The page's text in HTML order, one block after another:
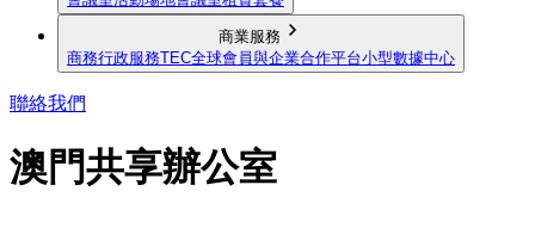
商業服務
商務行政服務TEC全球會員與企業合作平台小型數據中心
聯絡我們
澳門共享辦公室